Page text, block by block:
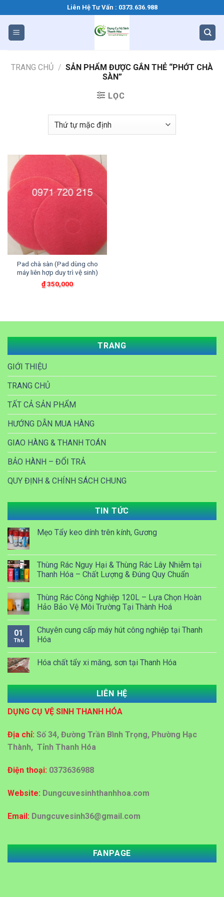
qua
dung
Liên Hệ Tư Vấn : 0373.636.988
TRANG CHỦ / SẢN PHẨM ĐƯỢC GẮN THẺ “PHỚT CHÀ
SÀN”
LỌC
Pad chà sàn (Pad dùng cho
máy liên hợp duy trì vệ sinh)
₫350,000
TRANG
GIỚI THIỆU
TRANG CHỦ
TẤT CẢ SẢN PHẨM
HƯỚNG DẪN MUA HÀNG
GIAO HÀNG & THANH TOÁN
BẢO HÀNH – ĐỔI TRẢ
QUY ĐỊNH & CHÍNH SÁCH CHUNG
TIN TỨC
Mẹo Tẩy keo dính trên kính, Gương
Thùng Rác Nguy Hại & Thùng Rác Lây Nhiễm tại
Thanh Hóa – Chất Lượng & Đúng Quy Chuẩn
Thùng Rác Công Nghiệp 120L – Lựa Chọn Hoàn
Hảo Bảo Vệ Môi Trường Tại Thành Hoá
01
Th6
Chuyên cung cấp máy hút công nghiệp tại Thanh
Hóa
Hóa chất tẩy xi măng, sơn tại Thanh Hóa
Dung dịch Lau kính công nghiệp tại Thanh Hóa
Mua bán thùng rác ở Thanh Hoá
Đại lý mua bán thùng rác nhựa 60 lít ,120 lít tại
LIÊN HỆ
DỤNG CỤ VỆ SINH THANH HÓA
Địa chỉ: Số 34, Đường Trần Bình Trọng, Phường Hạc
Thành, Tỉnh Thanh Hóa
Điện thoại: 0373636988
Website: Dungcuvesinhthanhhoa.com
Email: Dungcuvesinh36@gmail.com
FANPAGE